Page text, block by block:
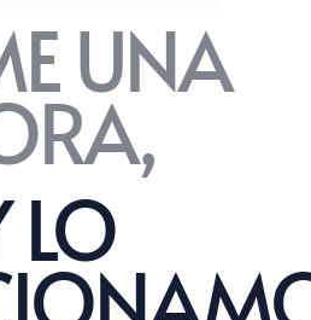
UNA
LO